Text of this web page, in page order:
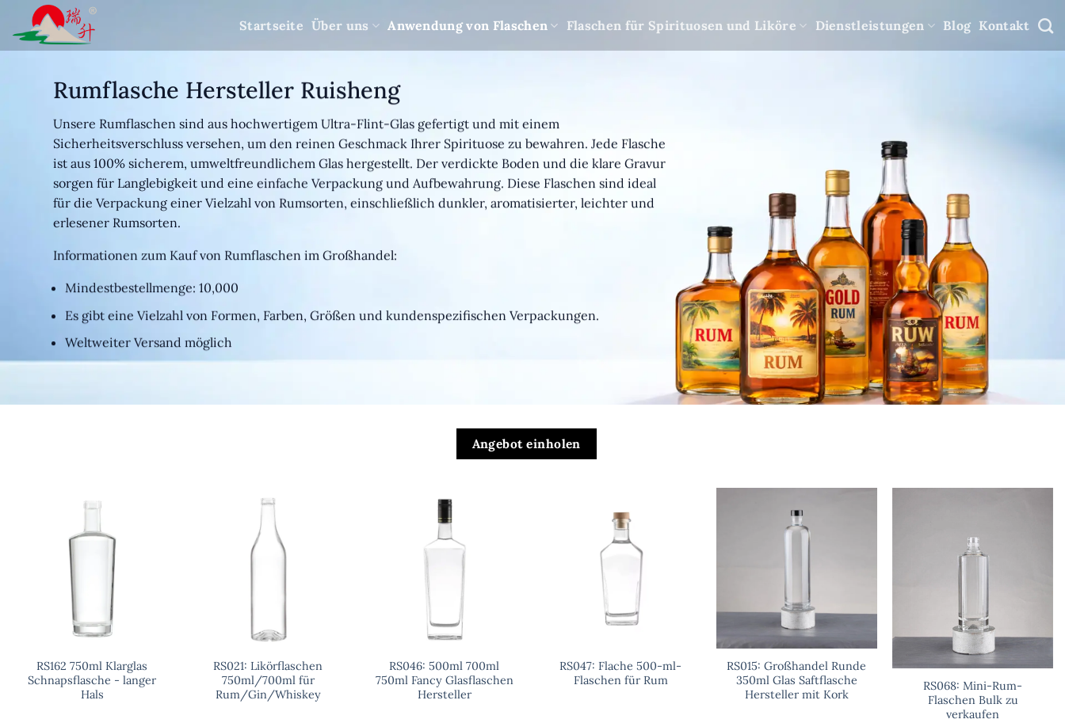
Inhalt
springen
Startseite Über uns Anwendung von Flaschen Flaschen für Spirituosen und Liköre Dienstleistungen Blog Kontakt
Rumflasche Hersteller Ruisheng
Unsere Rumflaschen sind aus hochwertigem Ultra-Flint-Glas gefertigt und mit einem
Sicherheitsverschluss versehen, um den reinen Geschmack Ihrer Spirituose zu bewahren. Jede Flasche
ist aus 100% sicherem, umweltfreundlichem Glas hergestellt. Der verdickte Boden und die klare Gravur
sorgen für Langlebigkeit und eine einfache Verpackung und Aufbewahrung. Diese Flaschen sind ideal
für die Verpackung einer Vielzahl von Rumsorten, einschließlich dunkler, aromatisierter, leichter und
erlesener Rumsorten.
Informationen zum Kauf von Rumflaschen im Großhandel:
Mindestbestellmenge: 10,000
Es gibt eine Vielzahl von Formen, Farben, Größen und kundenspezifischen Verpackungen.
Weltweiter Versand möglich
Angebot einholen
RS162 750ml Klarglas
Schnapsflasche - langer
Hals
RS021: Likörflaschen
750ml/700ml für
Rum/Gin/Whiskey
RS046: 500ml 700ml
750ml Fancy Glasflaschen
Hersteller
RS047: Flache 500-ml-
Flaschen für Rum
RS015: Großhandel Runde
350ml Glas Saftflasche
Hersteller mit Kork
RS068: Mini-Rum-
Flaschen Bulk zu
verkaufen